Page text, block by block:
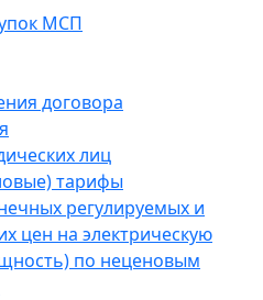
МСП
договора
лиц
тарифы
регулируемых и
цен на электрическую
по неценовым